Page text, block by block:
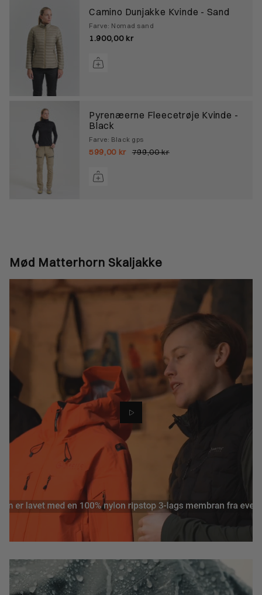
Camino Dunjakke Kvinde - Sand
Farve: Nomad sand
1.900,00 kr
Pyrenæerne Fleecetrøje Kvinde -
Black
Farve: Black gps
599,00 kr 799,00 kr
Mød Matterhorn Skaljakke